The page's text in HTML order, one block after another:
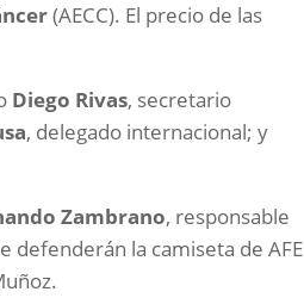
(AECC). El precio de las
Diego Rivas, secretario
, delegado internacional; y
Zambrano, responsable
la camiseta de AFE